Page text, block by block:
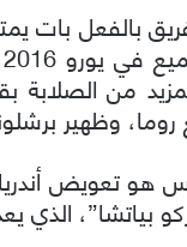
بالفعل
من
وظهير
تعويض أندريا
بياتشا”، الذي